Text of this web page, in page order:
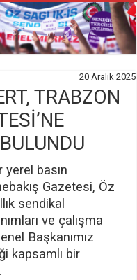
20 Aralık 2025
TRABZON
yerel basın
Gazetesi, Öz
sendikal
ve çalışma
Başkanımız
kapsamlı bir